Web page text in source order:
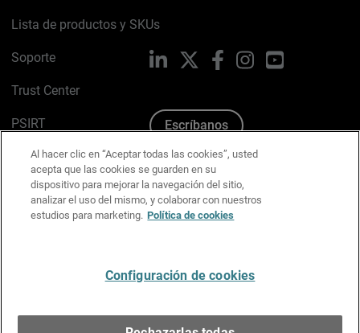
Lista de productos y SKUs
Soporte
Trust Center
PSIRT
Política de cookies
Política de privacidad
Kit de medios y marca
LinkedIn FacebookInstagramYouTube
Escríbanos
Al hacer clic en “Aceptar todas las cookies”, usted
acepta que las cookies se guarden en su
dispositivo para mejorar la navegación del sitio,
analizar el uso del mismo, y colaborar con nuestros
estudios para marketing. Política de cookies
Configuración de cookies